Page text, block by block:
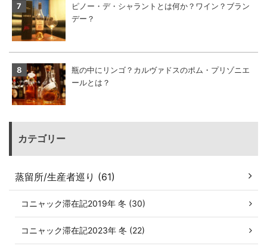
ピノー・デ・シャラントとは何か？ワイン？ブラン
デー？
瓶の中にリンゴ？カルヴァドスのポム・プリゾニエ
ールとは？
カテゴリー
蒸留所/生産者巡り (61)
コニャック滞在記2019年 冬 (30)
コニャック滞在記2023年 冬 (22)